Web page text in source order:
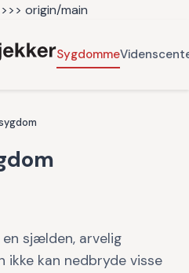
origin/main
Sygdomme
sjælden, arvelig
ikke kan nedbryde visse